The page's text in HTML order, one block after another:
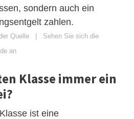
sondern auch ein
zahlen.
Quelle | Sehen Sie sich die
an
Klasse immer ein
ist eine